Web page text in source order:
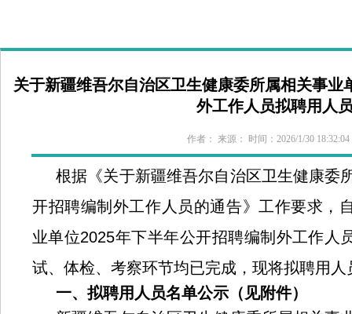
关于新疆维吾尔自治区卫生健康委所属相关事业
外工作人员拟聘用人
作者： 来源： 时间：2026/1/30
根据《关于新疆维吾尔自治区卫生健康委
开招聘编制外工作人员的通告》工作要求，
业单位2025年下半年公开招聘编制外工作人
试、体检、考察环节均已完成，现将拟聘用人
一、拟聘用人员名单公示（见附件）